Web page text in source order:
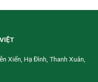
Xiển, Hạ Đình, Thanh Xuân,